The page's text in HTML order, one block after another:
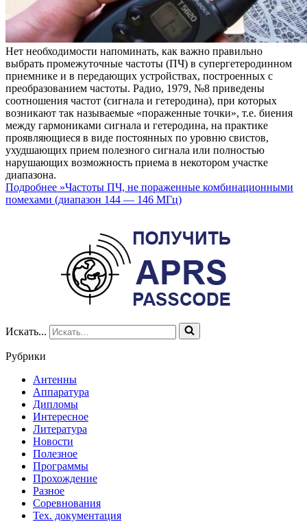
Нет необходимости напоминать, как важно правильно
выбрать промежуточные частоты (ПЧ) в супергетеродинном
приемнике и в передающих устройствах, построенных с
преобразованием частоты. Радио, 1979, №8 приведены
соотношения частот (сигнала и гетеродина), при которых
возникают так называемые «пораженные точки», т.е. биения
между гармониками сигнала и гетеродина, на практике
проявляющиеся в виде постоянных по уровню свистов,
ухудшающих прием полезного сигнала или полностью
нарушающих возможность приема в некотором участке
диапазона.
Подробнее »Частоты ПЧ, не пораженные комбинационными
помехами (диапазон 144 — 146 МГц)
Искать...
Рубрики
Антенны
Аппаратура
Дипломы
Интересное
Литература
Новости
Полезное
Программы
Прохождение
Разное
Соревнования
Тех. документация